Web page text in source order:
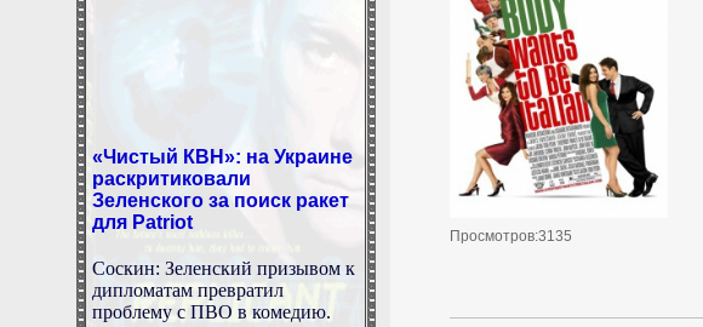
Просмотров:3135
«Чистый КВН»: на Украине
раскритиковали
Зеленского за поиск ракет
для Patriot
Соскин: Зеленский призывом к
дипломатам превратил
проблему с ПВО в комедию.